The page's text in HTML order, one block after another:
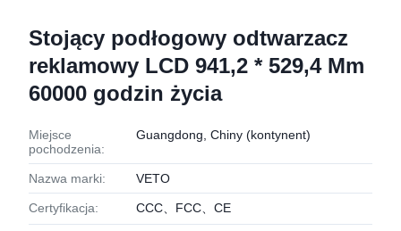
Stojący podłogowy odtwarzacz
reklamowy LCD 941,2 * 529,4 Mm
60000 godzin życia
Miejsce
pochodzenia:
Guangdong, Chiny (kontynent)
Nazwa marki: VETO
Certyfikacja: CCC、FCC、CE